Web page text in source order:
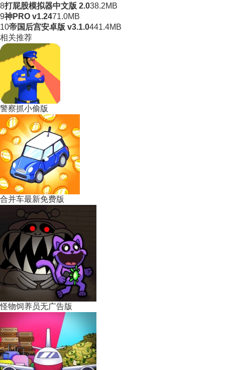
8打屁股模拟器中文版 2.038.2MB
9神PRO v1.2471.0MB
10帝国后宫安卓版 v3.1.0441.4MB
相关推荐
警察抓小偷版
合并车最新免费版
怪物饲养员无广告版